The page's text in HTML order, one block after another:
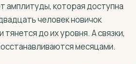
амплитуды, которая доступна
человек новичок
до их уровня. А связки,
месяцами.